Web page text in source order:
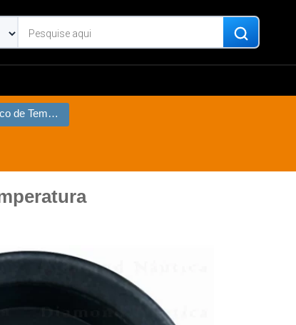
Indicador Elétrico de Temperatura